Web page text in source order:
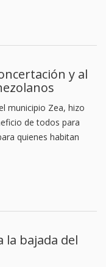
y al
municipio Zea, hizo
de todos para
quienes habitan
la bajada del